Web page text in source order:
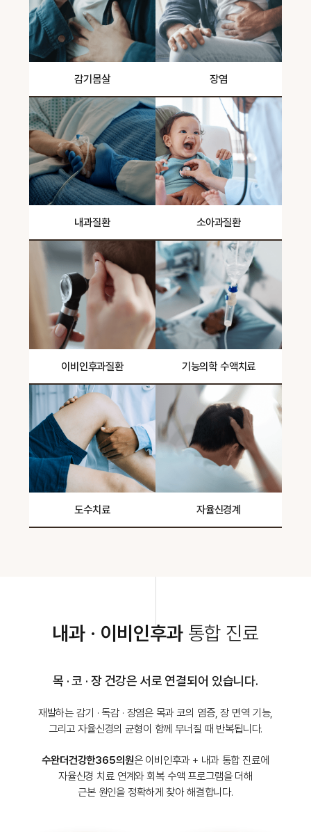
감기몸살 장염
내과질환 소아과질환
이비인후과질환 기능의학 수액치료
도수치료 자율신경계
내과 · 이비인후과통합 진료
목 · 코 · 장 건강은 서로 연결되어 있습니다.
재발하는 감기 · 독감 · 장염은 목과 코의 염증, 장 면역 기능,
그리고 자율신경의 균형이 함께 무너질 때 반복됩니다.
수완더건강한365의원은 이비인후과 + 내과 통합 진료에
자율신경 치료 연계와회복 수액 프로그램을 더해
근본 원인을 정확하게 찾아 해결합니다.